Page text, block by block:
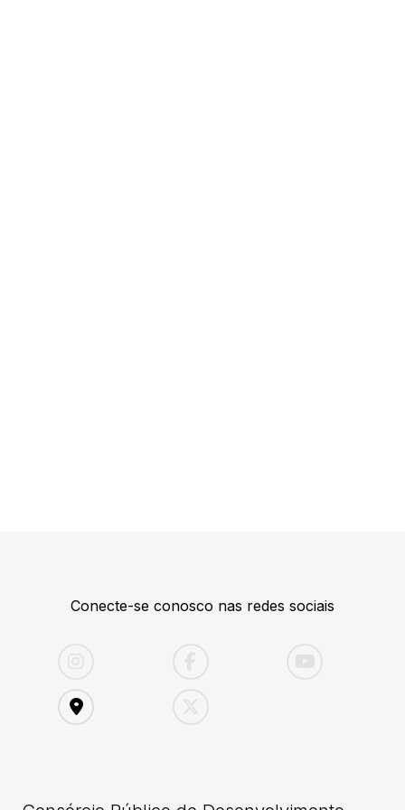
Conecte-se conosco nas redes sociais